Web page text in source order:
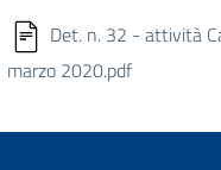
Det. n. 32 - attività
marzo 2020.pdf